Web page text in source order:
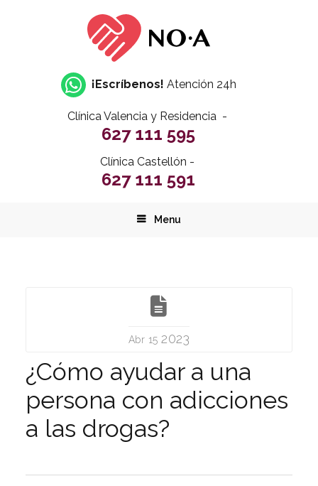
¡Escríbenos! Atención 24h
Clínica Valencia y Residencia -
627 111 595
Clínica Castellón -
627 111 591
Menu
Abr 152023
¿Cómo ayudar a una
persona con adicciones
a las drogas?